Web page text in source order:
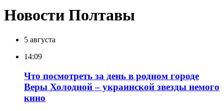
Новости Полтавы
5 августа
14:09
Что посмотреть за день в родном городе
Веры Холодной – украинской звезды немого
кино